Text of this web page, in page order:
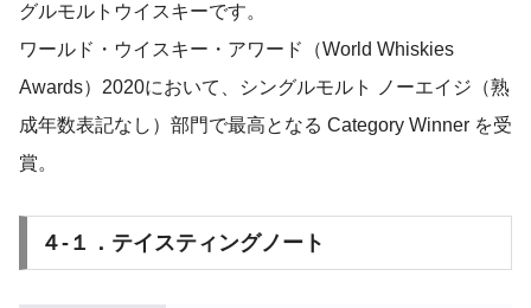
グルモルトウイスキーです。
ワールド・ウイスキー・アワード（World Whiskies
Awards）2020において、シングルモルト ノーエイジ（熟
成年数表記なし）部門で最高となる Category Winner を受
賞。
４-１．テイスティングノート